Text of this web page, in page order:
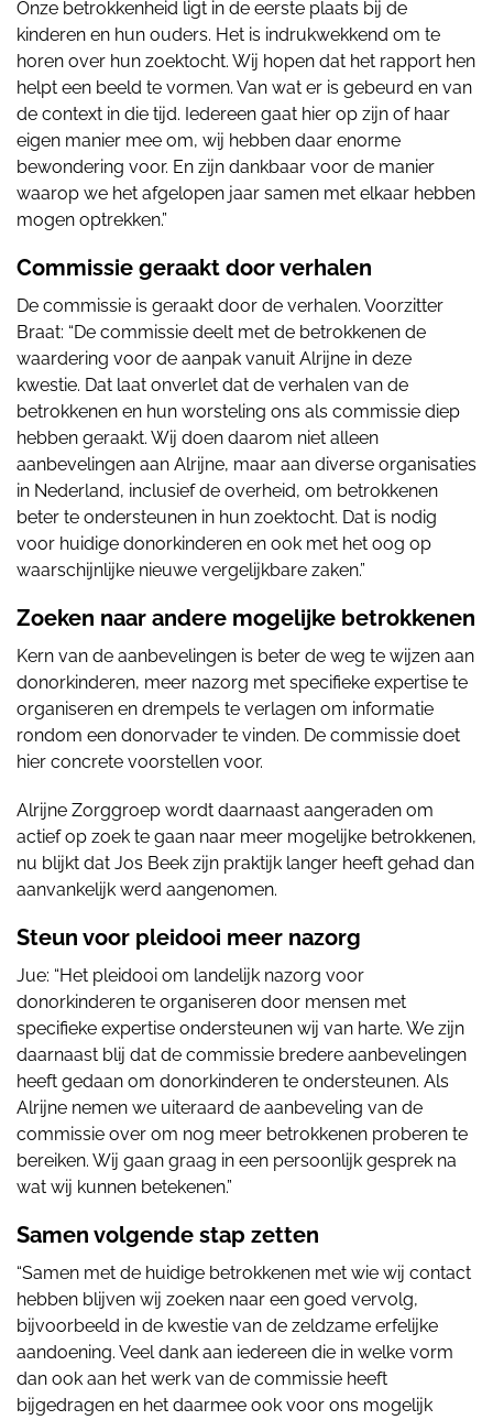
Onze betrokkenheid ligt in de eerste plaats bij de
kinderen en hun ouders. Het is indrukwekkend om te
horen over hun zoektocht. Wij hopen dat het rapport hen
helpt een beeld te vormen. Van wat er is gebeurd en van
de context in die tijd. Iedereen gaat hier op zijn of haar
eigen manier mee om, wij hebben daar enorme
bewondering voor. En zijn dankbaar voor de manier
waarop we het afgelopen jaar samen met elkaar hebben
mogen optrekken.”
Commissie geraakt door verhalen
De commissie is geraakt door de verhalen. Voorzitter
Braat: “De commissie deelt met de betrokkenen de
waardering voor de aanpak vanuit Alrijne in deze
kwestie. Dat laat onverlet dat de verhalen van de
betrokkenen en hun worsteling ons als commissie diep
hebben geraakt. Wij doen daarom niet alleen
aanbevelingen aan Alrijne, maar aan diverse organisaties
in Nederland, inclusief de overheid, om betrokkenen
beter te ondersteunen in hun zoektocht. Dat is nodig
voor huidige donorkinderen en ook met het oog op
waarschijnlijke nieuwe vergelijkbare zaken.”
Zoeken naar andere mogelijke betrokkenen
Kern van de aanbevelingen is beter de weg te wijzen aan
donorkinderen, meer nazorg met specifieke expertise te
organiseren en drempels te verlagen om informatie
rondom een donorvader te vinden. De commissie doet
hier concrete voorstellen voor.
Alrijne Zorggroep wordt daarnaast aangeraden om
actief op zoek te gaan naar meer mogelijke betrokkenen,
nu blijkt dat Jos Beek zijn praktijk langer heeft gehad dan
aanvankelijk werd aangenomen.
Steun voor pleidooi meer nazorg
Jue: “Het pleidooi om landelijk nazorg voor
donorkinderen te organiseren door mensen met
specifieke expertise ondersteunen wij van harte. We zijn
daarnaast blij dat de commissie bredere aanbevelingen
heeft gedaan om donorkinderen te ondersteunen. Als
Alrijne nemen we uiteraard de aanbeveling van de
commissie over om nog meer betrokkenen proberen te
bereiken. Wij gaan graag in een persoonlijk gesprek na
wat wij kunnen betekenen.”
Samen volgende stap zetten
“Samen met de huidige betrokkenen met wie wij contact
hebben blijven wij zoeken naar een goed vervolg,
bijvoorbeeld in de kwestie van de zeldzame erfelijke
aandoening. Veel dank aan iedereen die in welke vorm
dan ook aan het werk van de commissie heeft
bijgedragen en het daarmee ook voor ons mogelijk